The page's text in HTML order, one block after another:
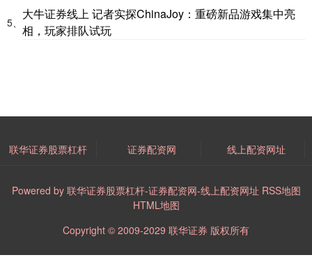
5、
大牛证券线上 记者实探ChinaJoy：重磅新品游戏集中亮
相，玩家排队试玩
联华证券股票杠杆 证券配资网 线上配资网址
Powered by 联华证券股票杠杆-证券配资网-线上配资网址 RSS地图
HTML地图
Copyright © 2009-2029 联华证券 版权所有